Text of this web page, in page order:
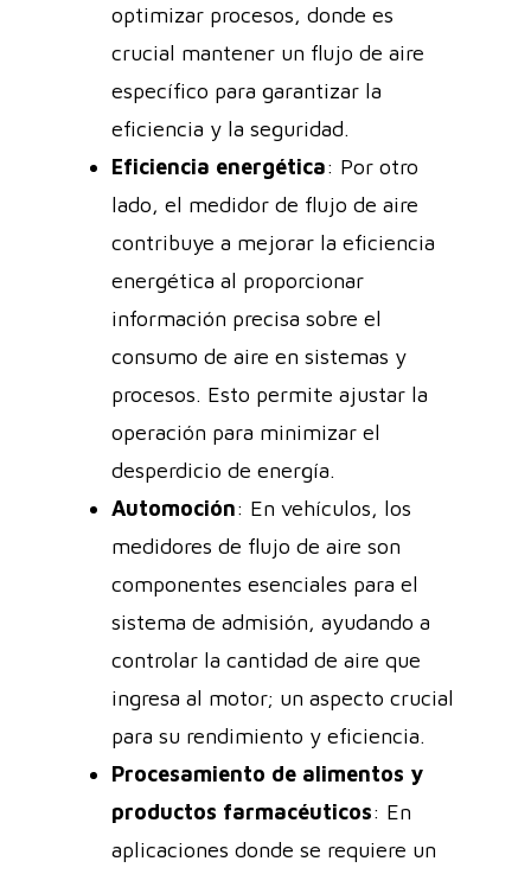
optimizar procesos, donde es
crucial mantener un flujo de aire
específico para garantizar la
eficiencia y la seguridad.
Eficiencia energética: Por otro
lado, el medidor de flujo de aire
contribuye a mejorar la eficiencia
energética al proporcionar
información precisa sobre el
consumo de aire en sistemas y
procesos. Esto permite ajustar la
operación para minimizar el
desperdicio de energía.
Automoción: En vehículos, los
medidores de flujo de aire son
componentes esenciales para el
sistema de admisión, ayudando a
controlar la cantidad de aire que
ingresa al motor; un aspecto crucial
para su rendimiento y eficiencia.
Procesamiento de alimentos y
productos farmacéuticos: En
aplicaciones donde se requiere un